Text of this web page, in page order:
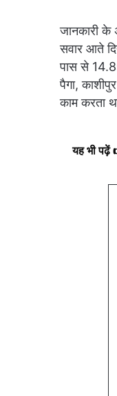
जानकारी के
सवार आते
पास से
पैगा,
काम करता
यह भी पढ़ें